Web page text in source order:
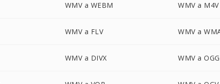
WMV a WEBM WMV a M4V
WMV a FLV WMV a
WMV a DIVX WMV a OGG